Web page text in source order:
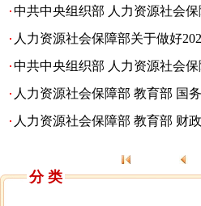
中共中央组织部 人力资源社会
人力资源社会保障部关于做好
中共中央组织部 人力资源社会
人力资源社会保障部 教育部 国
人力资源社会保障部 教育部 财
分 类